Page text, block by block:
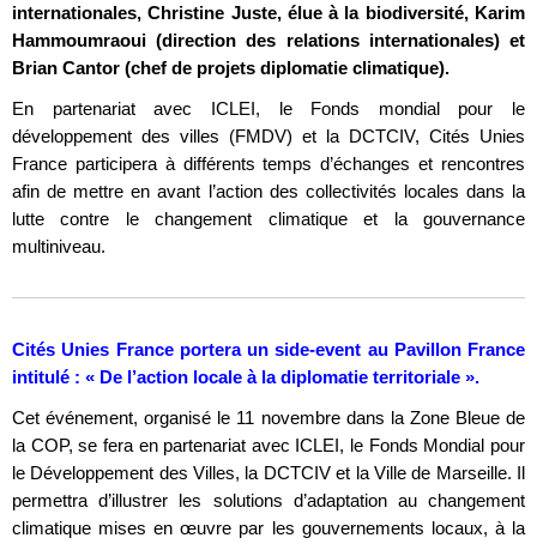
internationales, Christine Juste, élue à la biodiversité, Karim
Hammoumraoui (direction des relations internationales) et
Brian Cantor (chef de projets diplomatie climatique).
En partenariat avec ICLEI, le Fonds mondial pour le
développement des villes (FMDV) et la DCTCIV, Cités Unies
France participera à différents temps d’échanges et rencontres
afin de mettre en avant l’action des collectivités locales dans la
lutte contre le changement climatique et la gouvernance
multiniveau.
Cités Unies France portera un side-event au Pavillon France
intitulé : « De l’action locale à la diplomatie territoriale ».
Cet événement, organisé le 11 novembre dans la Zone Bleue de
la COP, se fera en partenariat avec ICLEI, le Fonds Mondial pour
le Développement des Villes, la DCTCIV et la Ville de Marseille. Il
permettra d’illustrer les solutions d’adaptation au changement
climatique mises en œuvre par les gouvernements locaux, à la